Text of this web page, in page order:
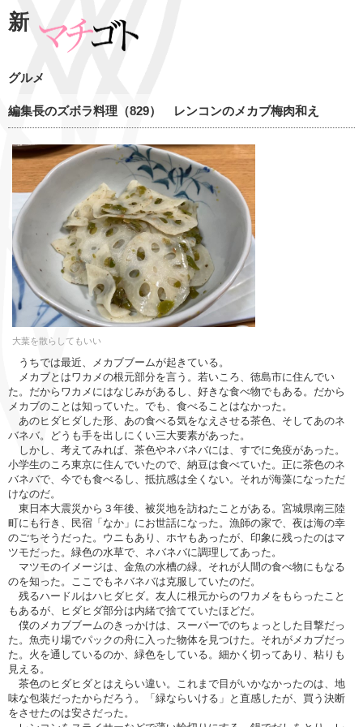
新
グルメ
編集長のズボラ料理（829） レンコンのメカブ梅肉和え
大葉を散らしてもいい
うちでは最近、メカブブームが起きている。
メカブとはワカメの根元部分を言う。若いころ、徳島市に住んでい
た。だからワカメにはなじみがあるし、好きな食べ物でもある。だから
メカブのことは知っていた。でも、食べることはなかった。
あのヒダヒダした形、あの食べる気をなえさせる茶色、そしてあのネ
バネバ。どうも手を出しにくい三大要素があった。
しかし、考えてみれば、茶色やネバネバには、すでに免疫があった。
小学生のころ東京に住んでいたので、納豆は食べていた。正に茶色のネ
バネバで、今でも食べるし、抵抗感は全くない。それが海藻になっただ
けなのだ。
東日本大震災から３年後、被災地を訪ねたことがある。宮城県南三陸
町にも行き、民宿「なか」にお世話になった。漁師の家で、夜は海の幸
のごちそうだった。ウニもあり、ホヤもあったが、印象に残ったのはマ
ツモだった。緑色の水草で、ネバネバに調理してあった。
マツモのイメージは、金魚の水槽の緑。それが人間の食べ物にもなる
のを知った。ここでもネバネバは克服していたのだ。
残るハードルはハヒダヒダ。友人に根元からのワカメをもらったこと
もあるが、ヒダヒダ部分は内緒で捨てていたほどだ。
僕のメカブブームのきっかけは、スーパーでのちょっとした目撃だっ
た。魚売り場でパックの舟に入った物体を見つけた。それがメカブだっ
た。火を通しているのか、緑色をしている。細かく切ってあり、粘りも
見える。
茶色のヒダヒダとはえらい違い。これまで目がいかなかったのは、地
味な包装だったからだろう。「緑ならいける」と直感したが、買う決断
をさせたのは安さだった。